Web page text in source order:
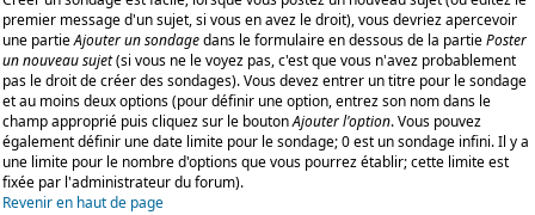
premier message d'un sujet, si vous en avez le droit), vous devriez apercevoir
une partieAjouter un sondagedans le formulaire en dessous de la partiePoster
un nouveau sujet(si vous ne le voyez pas, c'est que vous n'avez probablement
pas le droit de créer des sondages). Vous devez entrer un titre pour le sondage
et au moins deux options (pour définir une option, entrez son nom dans le
champ approprié puis cliquez sur le boutonAjouter l'option. Vous pouvez
également définir une date limite pour le sondage; 0 est un sondage infini. Il y a
une limite pour le nombre d'options que vous pourrez établir; cette limite est
fixée par l'administrateur du forum).
Revenir en haut de page